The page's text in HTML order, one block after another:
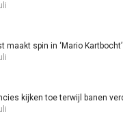
maakt spin in ‘Mario Kartbocht’
kijken toe terwijl banen